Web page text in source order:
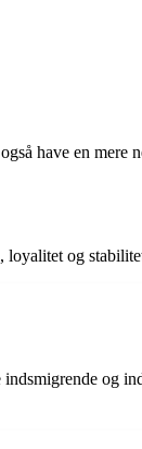
have en mere
og
og